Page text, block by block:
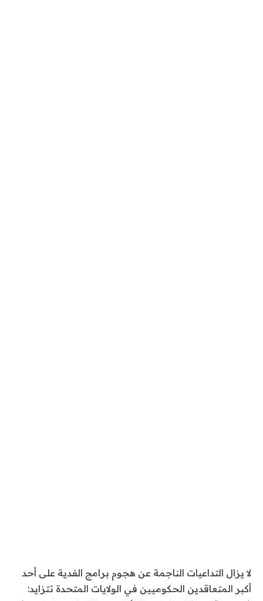
لا يزال التداعيات الناجمة عن هجوم برامج الفدية على أحد
أكبر المتعاقدين الحكوميين في الولايات المتحدة تتزايد: